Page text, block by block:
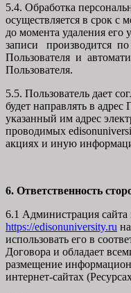
5.4. Обработка
осуществляется в срок с
до момента удаления его
записи производится
Пользователя и
Пользователя.
5.5. Пользователь дает
будет направлять в
указанный им адрес
проводимых
акциях и иную
6. Ответственность
6.1 Администрация сайта
https://edisonuniversity.ru
использовать его в
Договора и обладает
размещение
интернет-сайтах